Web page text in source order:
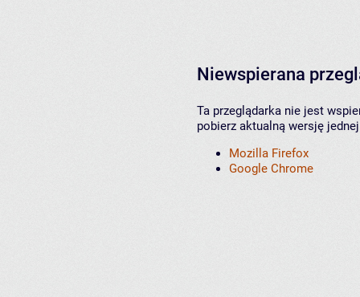
Niewspierana
Ta przeglądarka nie jest
pobierz aktualną wersję
Mozilla Firefox
Google Chrome